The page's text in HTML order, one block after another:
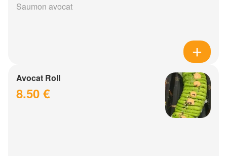
Saumon avocat
Avocat Roll
8.50 €